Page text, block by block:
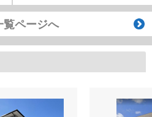
覧ページへ